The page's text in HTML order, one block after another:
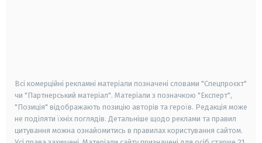
Всі комерційні рекламні матеріали позначені словами "Спецпроєкт"
чи "Партнерський матеріал". Матеріали з позначкою "Експерт",
"Позиція" відображають позицію авторів та героїв. Редакція може
не поділяти їхніх поглядів. Детальніше щодо реклами та правил
цитування можна ознайомитись в правилах користування сайтом.